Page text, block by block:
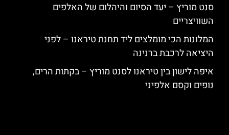
סנט מוריץ – יעד הסיום והיהלום של האלפים
השוויצריים
המלונות הכי מומלצים ליד תחנת טיראנו – לפני
היציאה לרכבת ברנינה
איפה לישון בין טיראנו לסנט מוריץ – בקתות הרים,
נופים וקסם אלפיני